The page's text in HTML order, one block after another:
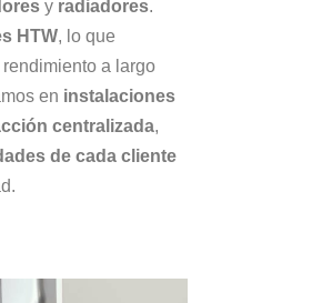
y radiadores.
HTW, lo que
a largo
en instalaciones
centralizada,
de cada cliente